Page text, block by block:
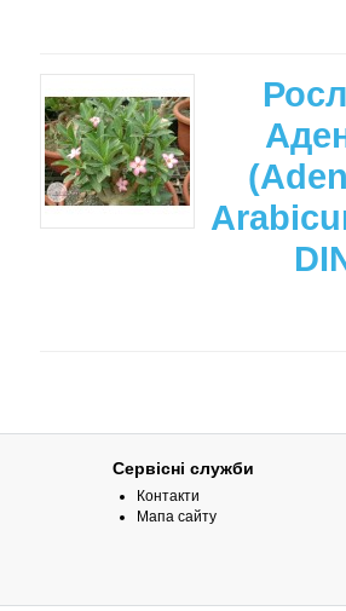
Сервісні служби
Контакти
Мапа сайту